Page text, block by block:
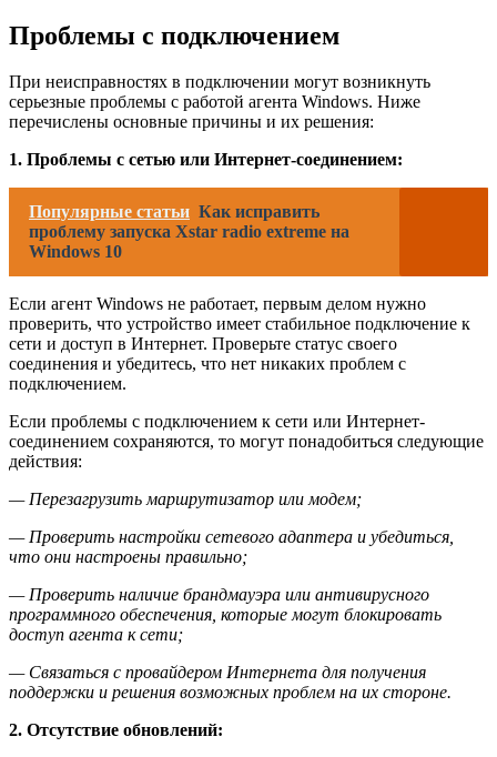
Проблемы с подключением
При неисправностях в подключении могут возникнуть
серьезные проблемы с работой агента Windows. Ниже
перечислены основные причины и их решения:
1. Проблемы с сетью или Интернет-соединением:
Популярные статьи Как исправить
проблему запуска Xstar radio extreme на
Windows 10
Если агент Windows не работает, первым делом нужно
проверить, что устройство имеет стабильное подключение к
сети и доступ в Интернет. Проверьте статус своего
соединения и убедитесь, что нет никаких проблем с
подключением.
Если проблемы с подключением к сети или Интернет-
соединением сохраняются, то могут понадобиться следующие
действия:
— Перезагрузить маршрутизатор или модем;
— Проверить настройки сетевого адаптера и убедиться,
что они настроены правильно;
— Проверить наличие брандмауэра или антивирусного
программного обеспечения, которые могут блокировать
доступ агента к сети;
— Связаться с провайдером Интернета для получения
поддержки и решения возможных проблем на их стороне.
2. Отсутствие обновлений: